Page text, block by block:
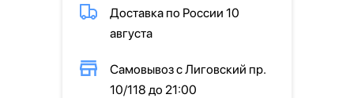
Доставка по России 10
августа
Самовывоз с Лиговский пр.
10/118 до 21:00